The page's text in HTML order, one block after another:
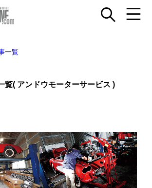
一覧
覧( アンドウモーターサービス )